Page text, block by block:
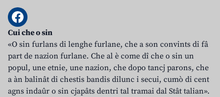
Cui che o sin
«O sin furlans di lenghe furlane, che a son convints di fâ
part de nazion furlane. Che al è come dî che o sin un
popul, une etnie, une nazion, che dopo tancj parons, che
a àn balinât di chestis bandis dilunc i secui, cumò di cent
agns indaûr o sin cjapâts dentri tal tramai dal Stât talian».